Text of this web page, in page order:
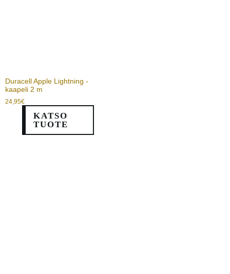
Duracell Apple Lightning -
kaapeli 2 m
24,95€
KATSO
TUOTE